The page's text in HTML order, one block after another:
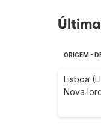
ORIGEM -
Lisboa
Nova